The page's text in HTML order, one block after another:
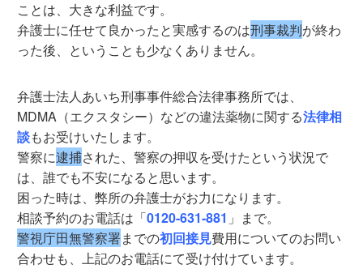
ことは、大きな利益です。
弁護士に任せて良かったと実感するのは刑事裁判が終わ
った後、ということも少なくありません。
弁護士法人あいち刑事事件総合法律事務所では、
MDMA（エクスタシー）などの違法薬物に関する法律相
談もお受けいたします。
警察に逮捕された、警察の押収を受けたという状況で
は、誰でも不安になると思います。
困った時は、弊所の弁護士がお力になります。
相談予約のお電話は「0120-631-881 」まで。
警視庁田無警察署までの初回接見費用についてのお問い
合わせも、上記のお電話にて受け付けています。